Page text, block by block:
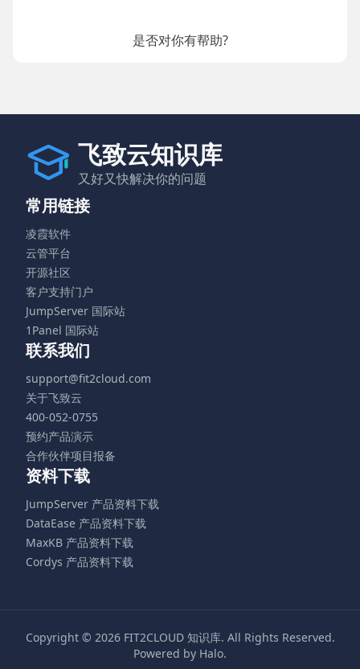
是否对你有帮助?
飞致云知识库
又好又快解决你的问题
常用链接
凌霞软件
云管平台
开源社区
客户支持门户
JumpServer 国际站
1Panel 国际站
联系我们
support@fit2cloud.com
关于飞致云
400-052-0755
预约产品演示
合作伙伴项目报备
资料下载
JumpServer 产品资料下载
DataEase 产品资料下载
MaxKB 产品资料下载
Cordys 产品资料下载
Copyright © 2026 FIT2CLOUD 知识库. All Rights Reserved.
Powered by Halo.